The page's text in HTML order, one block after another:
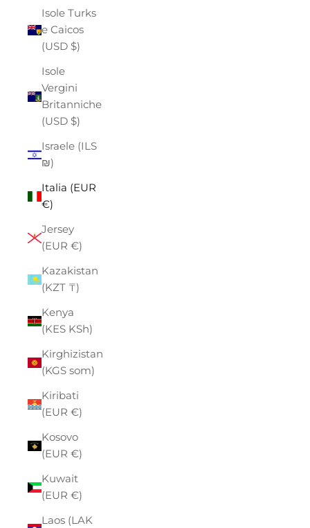
Isole Turks
e Caicos
(USD $)
Isole
Vergini
Britanniche
(USD $)
Israele (ILS
₪)
Italia (EUR
€)
Jersey
(EUR €)
Kazakistan
(KZT ₸)
Kenya
(KES KSh)
Kirghizistan
(KGS som)
Kiribati
(EUR €)
Kosovo
(EUR €)
Kuwait
(EUR €)
Laos (LAK